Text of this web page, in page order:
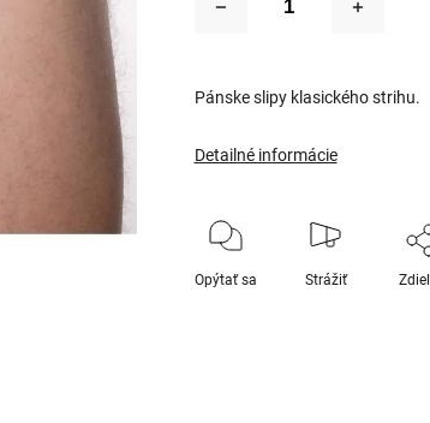
Pánske slipy klasického strihu.
Detailné informácie
Opýtať sa Strážiť